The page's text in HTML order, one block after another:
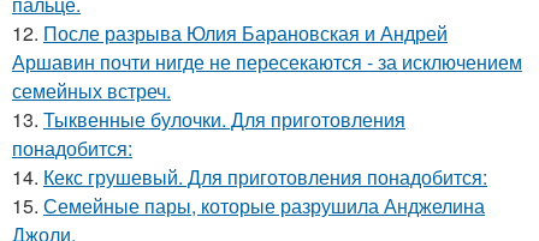
12. После разрыва Юлия Барановская и Андрей
Аршавин почти нигде не пересекаются - за исключением
семейных встреч.
13. Тыквенные булочки. Для приготовления
понадобится:
14. Кекс грушевый. Для приготовления понадобится:
15. Семейные пары, которые разрушила Анджелина
Джоли.